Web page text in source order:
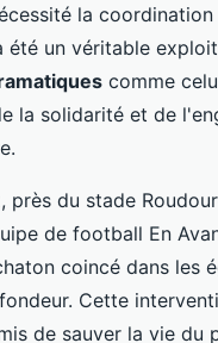
la
été un véritable
comme
la solidarité et de
près du stade
de football En
coincé dans les
Cette
de sauver la vie du